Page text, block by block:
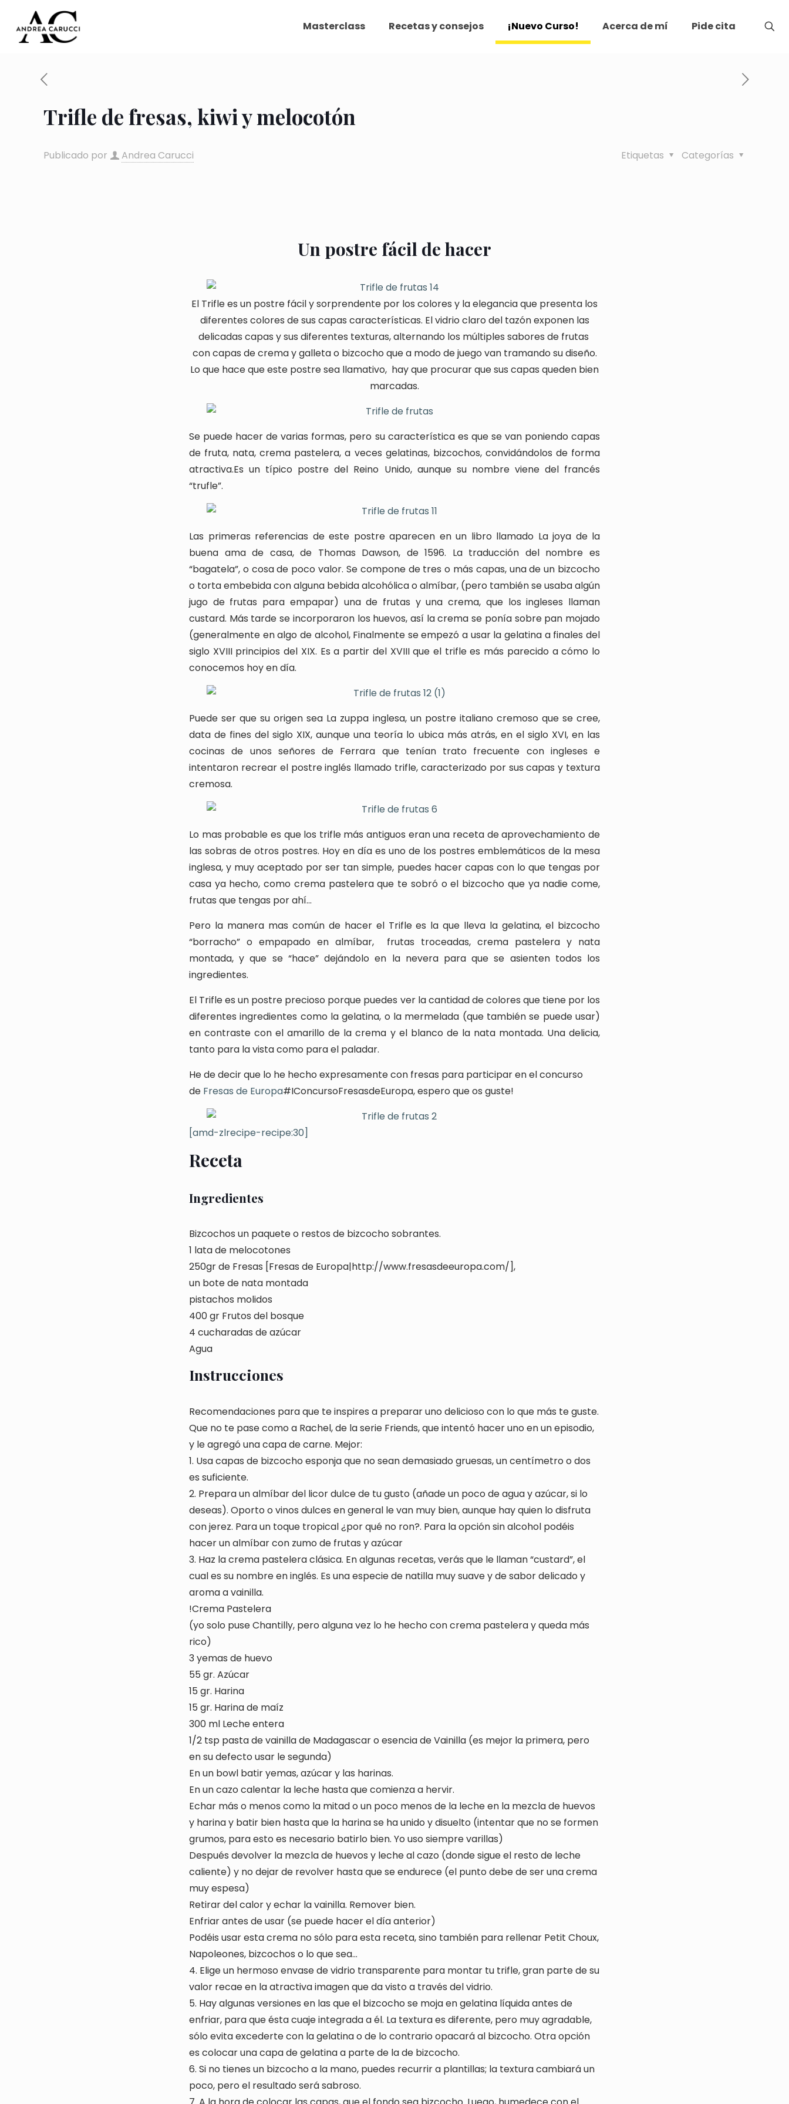
Masterclass Recetas y consejos ¡Nuevo Curso! Acerca de mí Pide cita
Trifle de fresas, kiwi y melocotón
Publicado por Andrea Carucci Categorías
Etiquetas
Un postre fácil de hacer
El Trifle es un postre fácil y sorprendente por los colores y la elegancia que presenta los
diferentes colores de sus capas características. El vidrio claro del tazón exponen las
delicadas capas y sus diferentes texturas, alternando los múltiples sabores de frutas
con capas de crema y galleta o bizcocho que a modo de juego van tramando su diseño.
Lo que hace que este postre sea llamativo, hay que procurar que sus capas queden bien
marcadas.
Se puede hacer de varias formas, pero su característica es que se van poniendo capas
de fruta, nata, crema pastelera, a veces gelatinas, bizcochos, convidándolos de forma
atractiva.Es un típico postre del Reino Unido, aunque su nombre viene del francés
“trufle”.
Las primeras referencias de este postre aparecen en un libro llamado La joya de la
buena ama de casa, de Thomas Dawson, de 1596. La traducción del nombre es
“bagatela”, o cosa de poco valor. Se compone de tres o más capas, una de un bizcocho
o torta embebida con alguna bebida alcohólica o almíbar, (pero también se usaba algún
jugo de frutas para empapar) una de frutas y una crema, que los ingleses llaman
custard. Más tarde se incorporaron los huevos, así la crema se ponía sobre pan mojado
(generalmente en algo de alcohol, Finalmente se empezó a usar la gelatina a finales del
siglo XVIII principios del XIX. Es a partir del XVIII que el trifle es más parecido a cómo lo
conocemos hoy en día.
Puede ser que su origen sea La zuppa inglesa, un postre italiano cremoso que se cree,
data de fines del siglo XIX, aunque una teoría lo ubica más atrás, en el siglo XVI, en las
cocinas de unos señores de Ferrara que tenían trato frecuente con ingleses e
intentaron recrear el postre inglés llamado trifle, caracterizado por sus capas y textura
cremosa.
Lo mas probable es que los trifle más antiguos eran una receta de aprovechamiento de
las sobras de otros postres. Hoy en día es uno de los postres emblemáticos de la mesa
inglesa, y muy aceptado por ser tan simple, puedes hacer capas con lo que tengas por
casa ya hecho, como crema pastelera que te sobró o el bizcocho que ya nadie come,
frutas que tengas por ahí…
Pero la manera mas común de hacer el Trifle es la que lleva la gelatina, el bizcocho
“borracho” o empapado en almíbar,
frutas troceadas, crema pastelera y nata
montada, y que se “hace” dejándolo en la nevera para que se asienten todos los
ingredientes.
El Trifle es un postre precioso porque puedes ver la cantidad de colores que tiene por los
diferentes ingredientes como la gelatina, o la mermelada (que también se puede usar)
en contraste con el amarillo de la crema y el blanco de la nata montada. Una delicia,
tanto para la vista como para el paladar.
He de decir que lo he hecho expresamente con fresas para participar en el concurso
de Fresas de Europa#IConcursoFresasdeEuropa, espero que os guste!
[amd-zlrecipe-recipe:30]
Receta
Ingredientes
Bizcochos un paquete o restos de bizcocho sobrantes.
1 lata de melocotones
250gr de Fresas [Fresas de Europa|http://www.fresasdeeuropa.com/],
un bote de nata montada
pistachos molidos
400 gr Frutos del bosque
4 cucharadas de azúcar
Agua
Instrucciones
Recomendaciones para que te inspires a preparar uno delicioso con lo que más te guste.
Que no te pase como a Rachel, de la serie Friends, que intentó hacer uno en un episodio,
y le agregó una capa de carne. Mejor:
1. Usa capas de bizcocho esponja que no sean demasiado gruesas, un centímetro o dos
es suficiente.
2. Prepara un almíbar del licor dulce de tu gusto (añade un poco de agua y azúcar, si lo
deseas). Oporto o vinos dulces en general le van muy bien, aunque hay quien lo disfruta
con jerez. Para un toque tropical ¿por qué no ron?. Para la opción sin alcohol podéis
hacer un almíbar con zumo de frutas y azúcar
3. Haz la crema pastelera clásica. En algunas recetas, verás que le llaman “custard”, el
cual es su nombre en inglés. Es una especie de natilla muy suave y de sabor delicado y
aroma a vainilla.
!Crema Pastelera
(yo solo puse Chantilly, pero alguna vez lo he hecho con crema pastelera y queda más
rico)
3 yemas de huevo
55 gr. Azúcar
15 gr. Harina
15 gr. Harina de maíz
300 ml Leche entera
1/2 tsp pasta de vainilla de Madagascar o esencia de Vainilla (es mejor la primera, pero
en su defecto usar le segunda)
En un bowl batir yemas, azúcar y las harinas.
En un cazo calentar la leche hasta que comienza a hervir.
Echar más o menos como la mitad o un poco menos de la leche en la mezcla de huevos
y harina y batir bien hasta que la harina se ha unido y disuelto (intentar que no se formen
grumos, para esto es necesario batirlo bien. Yo uso siempre varillas)
Después devolver la mezcla de huevos y leche al cazo (donde sigue el resto de leche
caliente) y no dejar de revolver hasta que se endurece (el punto debe de ser una crema
muy espesa)
Retirar del calor y echar la vainilla. Remover bien.
Enfriar antes de usar (se puede hacer el día anterior)
Podéis usar esta crema no sólo para esta receta, sino también para rellenar Petit Choux,
Napoleones, bizcochos o lo que sea…
4. Elige un hermoso envase de vidrio transparente para montar tu trifle, gran parte de su
valor recae en la atractiva imagen que da visto a través del vidrio.
5. Hay algunas versiones en las que el bizcocho se moja en gelatina líquida antes de
enfriar, para que ésta cuaje integrada a él. La textura es diferente, pero muy agradable,
sólo evita excederte con la gelatina o de lo contrario opacará al bizcocho. Otra opción
es colocar una capa de gelatina a parte de la de bizcocho.
6. Si no tienes un bizcocho a la mano, puedes recurrir a plantillas; la textura cambiará un
poco, pero el resultado será sabroso.